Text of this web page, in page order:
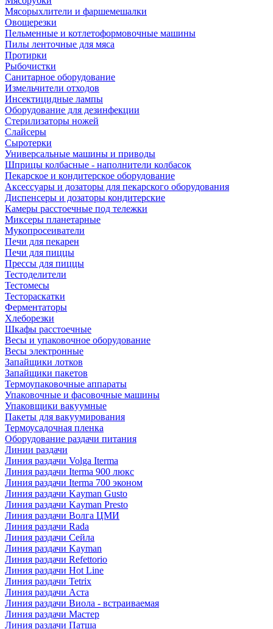
Мясорыхлители и фаршемешалки
Овощерезки
Пельменные и котлетоформовочные машины
Пилы ленточные для мяса
Протирки
Рыбочистки
Санитарное оборудование
Измельчители отходов
Инсектицидные лампы
Оборудование для дезинфекции
Стерилизаторы ножей
Слайсеры
Сыротерки
Универсальные машины и приводы
Шприцы колбасные - наполнители колбасок
Пекарское и кондитерское оборудование
Аксессуары и дозаторы для пекарского оборудования
Диспенсеры и дозаторы кондитерские
Камеры расстоечные под тележки
Миксеры планетарные
Мукопросеиватели
Печи для пекарен
Печи для пиццы
Прессы для пиццы
Тестоделители
Тестомесы
Тестораскатки
Ферментаторы
Хлеборезки
Шкафы расстоечные
Весы и упаковочное оборудование
Весы электронные
Запайщики лотков
Запайщики пакетов
Термоупаковочные аппараты
Упаковочные и фасовочные машины
Упаковщики вакуумные
Пакеты для вакуумирования
Термоусадочная пленка
Оборудование раздачи питания
Линии раздачи
Линия раздачи Volga Iterma
Линия раздачи Iterma 900 люкс
Линия раздачи Iterma 700 эконом
Линия раздачи Kayman Gusto
Линия раздачи Kayman Presto
Линия раздачи Волга ЦМИ
Линия раздачи Rada
Линия раздачи Сейла
Линия раздачи Kayman
Линия раздачи Refettorio
Линия раздачи Hot Line
Линия раздачи Tetrix
Линия раздачи Аста
Линия раздачи Виола - встраиваемая
Линия раздачи Мастер
Линия раздачи Патша